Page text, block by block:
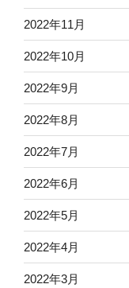
2022年11月
2022年10月
2022年9月
2022年8月
2022年7月
2022年6月
2022年5月
2022年4月
2022年3月